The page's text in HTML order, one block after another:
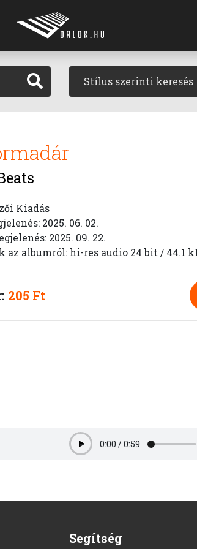
Stílus szerinti keresés
Kiadás
2025. 06. 02.
2025. 09. 22.
az albumról: hi-res audio 24 bit / 44.1
205 Ft
Play0:00 /0:59
Segítség